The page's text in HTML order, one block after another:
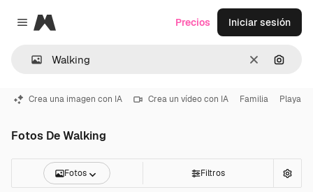
Close menu
Magnific
Borrar
Precios Iniciar sesión
Crea una imagen con IA Crea un vídeo con IA Familia Playa
Fotos De Walking
Fotos Filtros